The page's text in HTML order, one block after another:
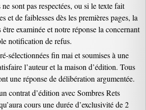
sont pas respectées, ou si le texte fait
et de faiblesses dès les premières pages, la
examinée et notre réponse la concernant
notification de refus.
sélectionnées fin mai et soumises à une
l’auteur et la maison d’édition. Tous
une réponse de délibération argumentée.
contrat d’édition avec Sombres Rets
cours une durée d’exclusivité de 2